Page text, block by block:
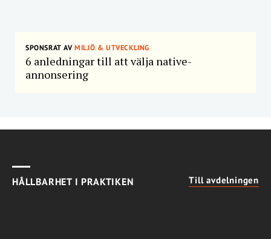
SPONSRAT AVMILJÖ & UTVECKLING
6 anledningar till att välja native-
annonsering
HÅLLBARHET I PRAKTIKEN Till avdelningen